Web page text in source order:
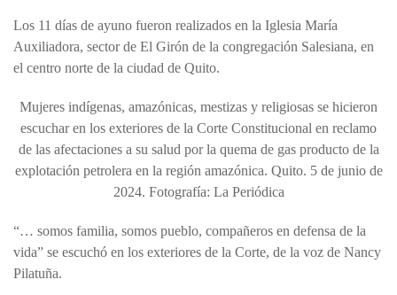
Los 11 días de ayuno fueron realizados en la Iglesia María
Auxiliadora, sector de El Girón de la congregación Salesiana, en
el centro norte de la ciudad de Quito.
Mujeres indígenas, amazónicas, mestizas y religiosas se hicieron
escuchar en los exteriores de la Corte Constitucional en reclamo
de las afectaciones a su salud por la quema de gas producto de la
explotación petrolera en la región amazónica. Quito. 5 de junio de
2024. Fotografía: La Periódica
“… somos familia, somos pueblo, compañeros en defensa de la
vida” se escuchó en los exteriores de la Corte, de la voz de Nancy
Pilatuña.